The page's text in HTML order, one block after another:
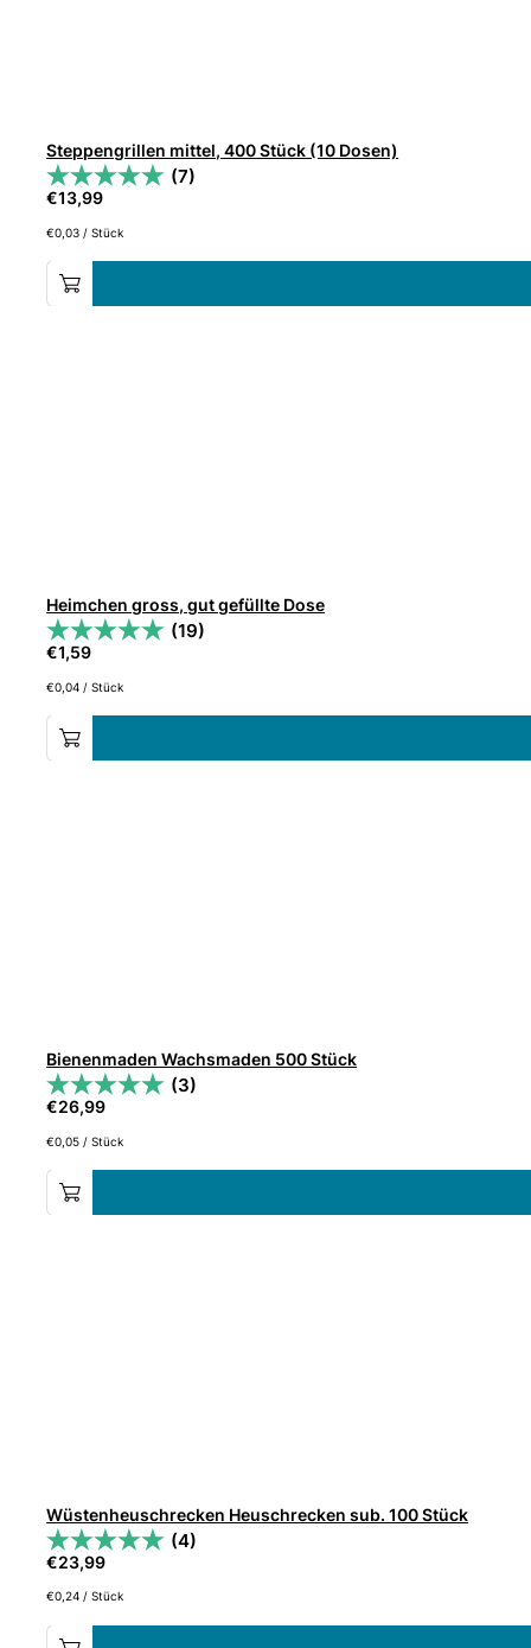
Steppengrillen mittel, 400 Stück (10 Dosen)
(7)
€13,99
€0,03 /Stück
Heimchen gross, gut gefüllte Dose
(19)
€1,59
€0,04 /Stück
Bienenmaden Wachsmaden 500 Stück
(3)
€26,99
€0,05 /Stück
Wüstenheuschrecken Heuschrecken sub. 100 Stück
(4)
€23,99
€0,24 /Stück